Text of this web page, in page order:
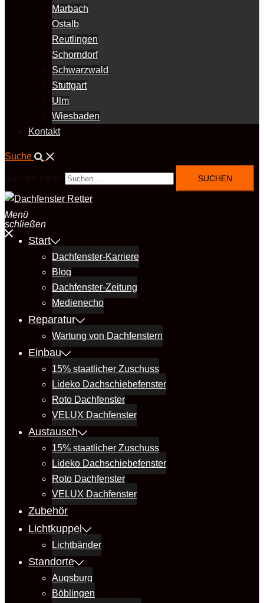
Marbach
Ostalb
Reutlingen
Schorndorf
Schwarzwald
Stuttgart
Ulm
Wiesbaden
Kontakt
Suche
Menü
schließen
Start
Dachfenster-Karriere
Blog
Dachfenster-Zeitung
Medienecho
Reparatur
Wartung von Dachfenstern
Einbau
15% staatlicher Zuschuss
Lideko Dachschiebefenster
Roto Dachfenster
VELUX Dachfenster
Austausch
15% staatlicher Zuschuss
Lideko Dachschiebefenster
Roto Dachfenster
VELUX Dachfenster
Zubehör
Lichtkuppel
Lichtbänder
Standorte
Augsburg
Böblingen